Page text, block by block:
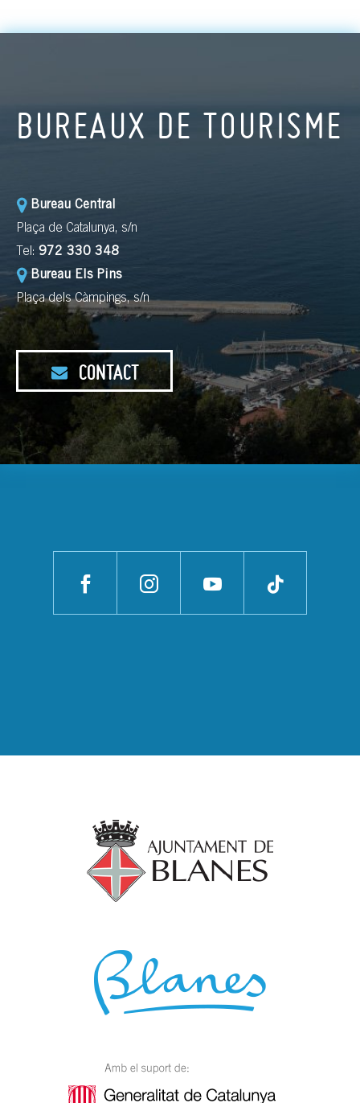
BUREAUX DE TOURISME
Bureau Central
Plaça de Catalunya, s/n
Tel: 972 330 348
Bureau Els Pins
Plaça dels Càmpings, s/n
CONTACT